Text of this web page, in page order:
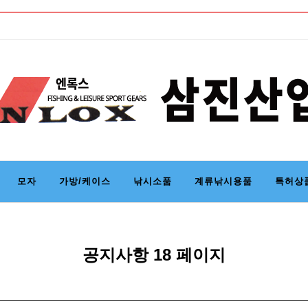
모자 가방/케이스 낚시소품 계류낚시용품 특허상
공지사항 18 페이지